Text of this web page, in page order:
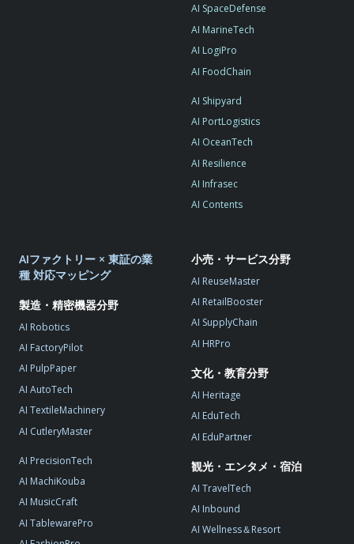
AI SpaceDefense
AI MarineTech
AI LogiPro
AI FoodChain
AI Shipyard
AI PortLogistics
AI OceanTech
AI Resilience
AI Infrasec
AI Contents
AIファクトリー × 東証の業
種 対応マッピング
製造・精密機器分野
AI Robotics
AI FactoryPilot
AI PulpPaper
AI AutoTech
AI TextileMachinery
AI CutleryMaster
AI PrecisionTech
AI MachiKouba
AI MusicCraft
AI TablewarePro
小売・サービス分野
AI ReuseMaster
AI RetailBooster
AI SupplyChain
AI HRPro
文化・教育分野
AI Heritage
AI EduTech
AI EduPartner
観光・エンタメ・宿泊
AI TravelTech
AI Inbound
AI Wellness＆Resort